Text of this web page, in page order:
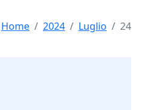
Home 2024 Luglio 24